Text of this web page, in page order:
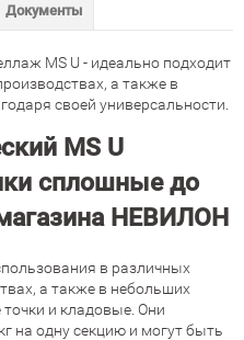
Документы
MS U - идеально подходит
а также в
своей универсальности.
MS U
сплошные до
НЕВИЛОН
в различных
а также в небольших
и кладовые. Они
на одну секцию и могут быть